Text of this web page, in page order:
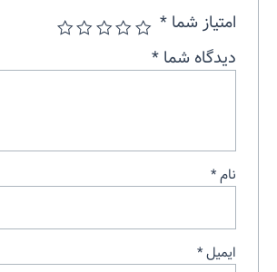
امتیاز شما*
دیدگاه شما*
نام*
ایمیل*